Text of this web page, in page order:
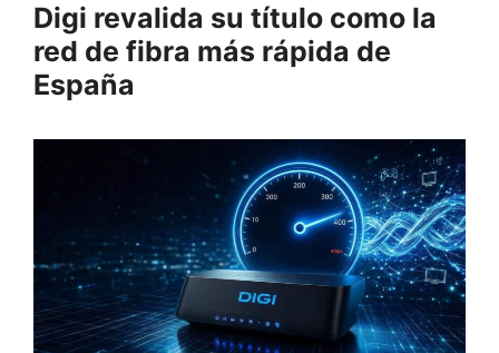
Digi revalida su título como la
red de fibra más rápida de
España